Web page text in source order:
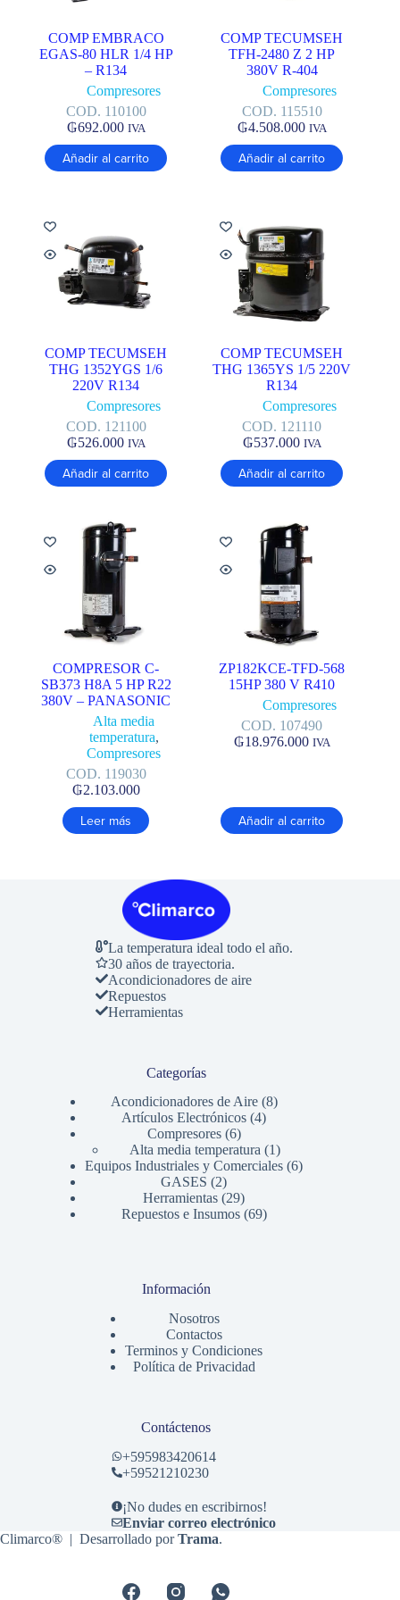
COMP EMBRACO
EGAS-80 HLR 1/4 HP
– R134
Compresores
COD. 110100
₲692.000 IVA
Añadir al carrito
COMP TECUMSEH
TFH-2480 Z 2 HP
380V R-404
Compresores
COD. 115510
₲4.508.000 IVA
Añadir al carrito
COMP TECUMSEH
THG 1352YGS 1/6
220V R134
Compresores
COD. 121100
₲526.000 IVA
Añadir al carrito
COMP TECUMSEH
THG 1365YS 1/5 220V
R134
Compresores
COD. 121110
₲537.000 IVA
Añadir al carrito
COMPRESOR C-
SB373 H8A 5 HP R22
380V – PANASONIC
Alta media
temperatura,
Compresores
COD. 119030
₲2.103.000
Leer más
ZP182KCE-TFD-568
15HP 380 V R410
Compresores
COD. 107490
₲18.976.000 IVA
Añadir al carrito
La temperatura ideal todo el año.
30 años de trayectoria.
Acondicionadores de aire
Repuestos
Herramientas
Categorías
Acondicionadores de Aire 88
Artículos Electrónicos 44
Compresores 66
productos
Alta media temperatura 11
producto
Equipos Industriales y Comerciales 66
GASES 22
productos
Herramientas 2929
productos
Repuestos e Insumos 6969
Información
Nosotros
Contactos
Terminos y Condiciones
Política de Privacidad
Contáctenos
+595983420614
+59521210230
¡No dudes en escribirnos!
Enviar correo electrónico
Climarco® | Desarrollado porTrama.